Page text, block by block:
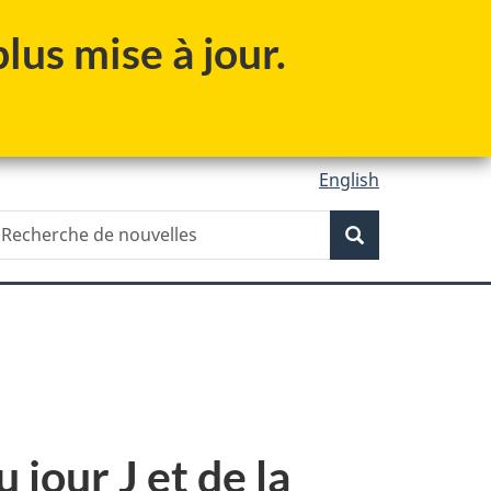
mise à jour.
English
Recherche
jour J et de la